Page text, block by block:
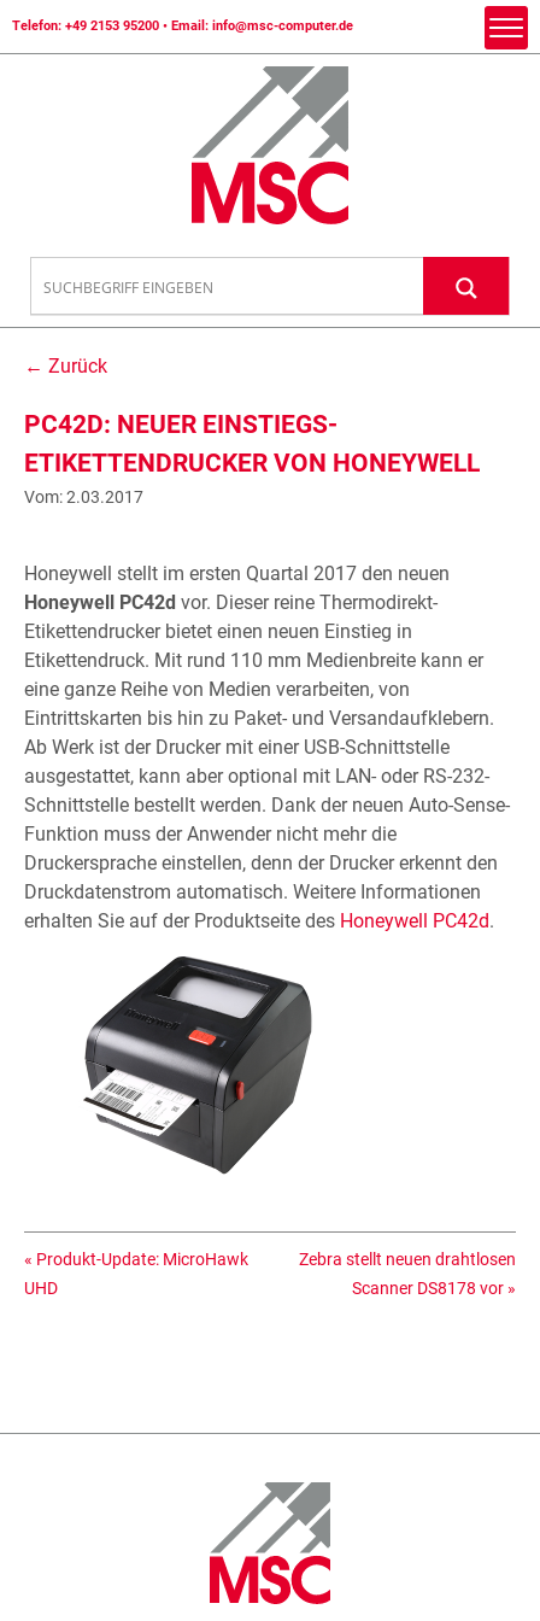
Telefon: +49 2153 95200 • Email: info@msc-computer.de
← Zurück
PC42D: NEUER EINSTIEGS-
ETIKETTENDRUCKER VON HONEYWELL
Vom: 2.03.2017
Honeywell stellt im ersten Quartal 2017 den neuen
Honeywell PC42d vor. Dieser reine Thermodirekt-
Etikettendrucker bietet einen neuen Einstieg in
Etikettendruck. Mit rund 110 mm Medienbreite kann er
eine ganze Reihe von Medien verarbeiten, von
Eintrittskarten bis hin zu Paket- und Versandaufklebern.
Ab Werk ist der Drucker mit einer USB-Schnittstelle
ausgestattet, kann aber optional mit LAN- oder RS-232-
Schnittstelle bestellt werden. Dank der neuen Auto-Sense-
Funktion muss der Anwender nicht mehr die
Druckersprache einstellen, denn der Drucker erkennt den
Druckdatenstrom automatisch. Weitere Informationen
erhalten Sie auf der Produktseite des Honeywell PC42d.
« Produkt-Update: MicroHawk
UHD
Zebra stellt neuen drahtlosen
Scanner DS8178 vor »